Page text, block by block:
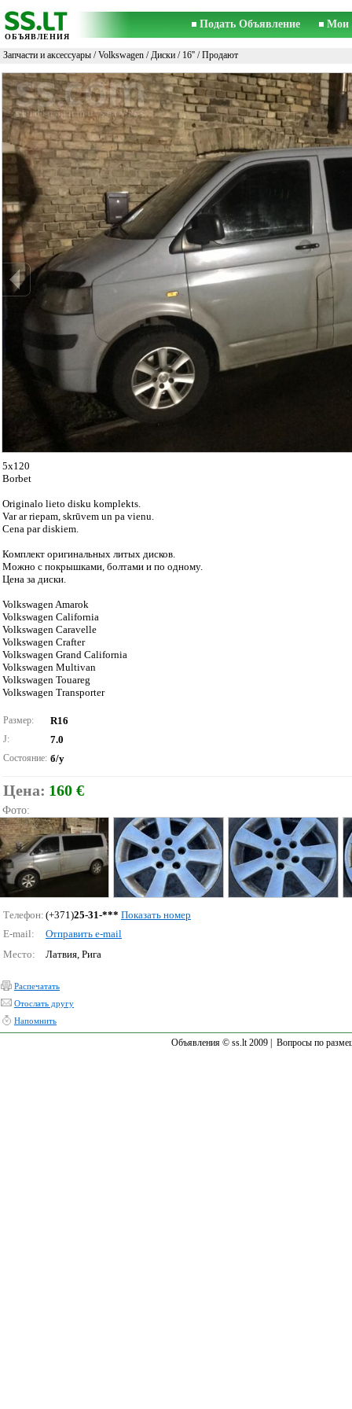
ОБЪЯВЛЕНИЯ
Подать Объявление Мои
Запчасти и аксессуары /Volkswagen /Диски / 16'' / Продают
5x120
Borbet
Originalo lieto disku komplekts.
Var ar riepam, skrūvem un pa vienu.
Cena par diskiem.
Комплект оригинальных литых дисков.
Можно с покрышками, болтами и по одному.
Цена за диски.
Volkswagen Amarok
Volkswagen California
Volkswagen Caravelle
Volkswagen Crafter
Volkswagen Grand California
Volkswagen Multivan
Volkswagen Touareg
Volkswagen Transporter
Размер: R16
J: 7.0
Состояние: б/у
Цена: 160 €
Фото:
Телефон: (+371)25-31-*** Показать номер
E-mail:
Отправить e-mail
Место:
Латвия, Рига
Распечатать
Отослать другу
Напомнить
Объявления © ss.lt 2009 | Вопросы по